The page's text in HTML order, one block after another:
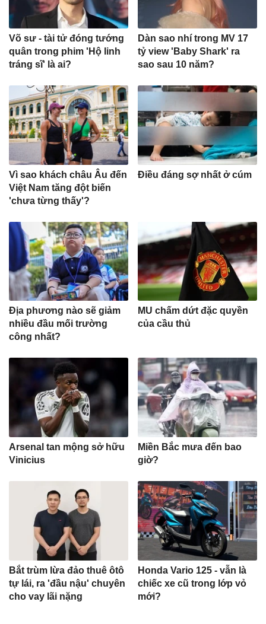
Võ sư - tài tử đóng tướng
quân trong phim 'Hộ linh
tráng sĩ' là ai?
Dàn sao nhí trong MV 17
tỷ view 'Baby Shark' ra
sao sau 10 năm?
Vì sao khách châu Âu đến
Việt Nam tăng đột biến
'chưa từng thấy'?
Điều đáng sợ nhất ở cúm
Địa phương nào sẽ giảm
nhiều đầu mối trường
công nhất?
MU chấm dứt đặc quyền
của cầu thủ
Arsenal tan mộng sở hữu
Vinicius
Miền Bắc mưa đến bao
giờ?
Bắt trùm lừa đảo thuê ôtô
tự lái, ra 'đầu nậu' chuyên
cho vay lãi nặng
Honda Vario 125 - vẫn là
chiếc xe cũ trong lớp vỏ
mới?